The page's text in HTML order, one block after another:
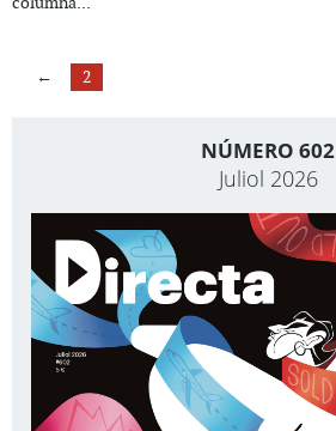
← 2
NÚMERO 602
Juliol 2026